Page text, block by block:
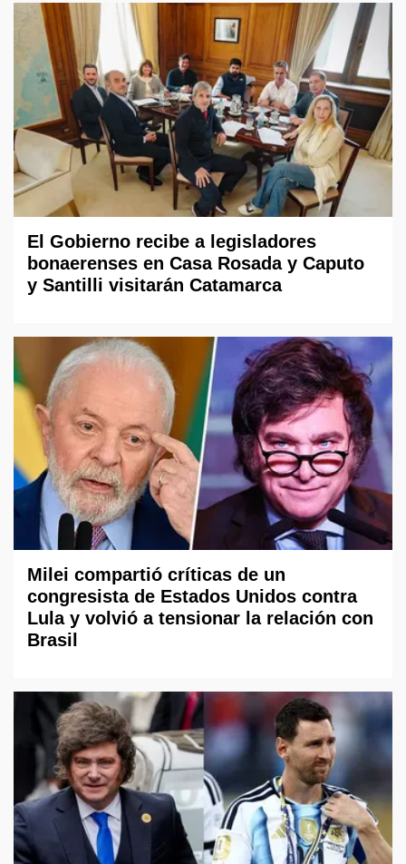
El Gobierno recibe a legisladores
bonaerenses en Casa Rosada y Caputo
y Santilli visitarán Catamarca
Milei compartió críticas de un
congresista de Estados Unidos contra
Lula y volvió a tensionar la relación con
Brasil